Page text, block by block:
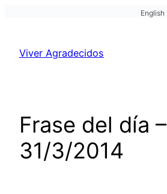
English
Viver Agradecidos
Frase del día –
31/3/2014